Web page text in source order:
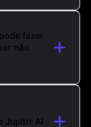
fazer
não
Jupitrr AI